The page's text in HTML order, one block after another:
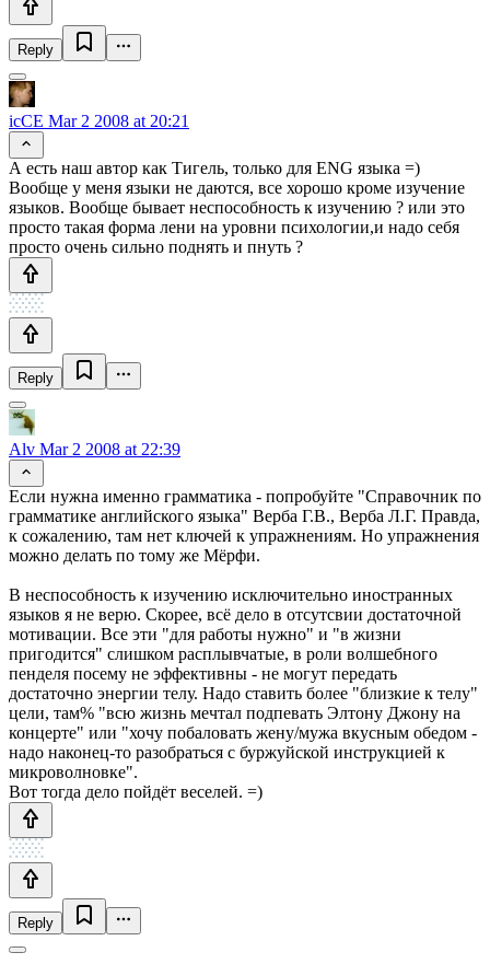
Reply
icCE Mar 2 2008 at 20:21
А есть наш автор как Тигель, только для ENG языка =)
Вообще у меня языки не даются, все хорошо кроме изучение
языков. Вообще бывает неспособность к изучению ? или это
просто такая форма лени на уровни психологии,и надо себя
просто очень сильно поднять и пнуть ?
Reply
Alv Mar 2 2008 at 22:39
Если нужна именно грамматика - попробуйте "Справочник по
грамматике английского языка" Верба Г.В., Верба Л.Г. Правда,
к сожалению, там нет ключей к упражнениям. Но упражнения
можно делать по тому же Мёрфи.
В неспособность к изучению исключительно иностранных
языков я не верю. Скорее, всё дело в отсутсвии достаточной
мотивации. Все эти "для работы нужно" и "в жизни
пригодится" слишком расплывчатые, в роли волшебного
пенделя посему не эффективны - не могут передать
достаточно энергии телу. Надо ставить более "близкие к телу"
цели, там% "всю жизнь мечтал подпевать Элтону Джону на
концерте" или "хочу побаловать жену/мужа вкусным обедом -
надо наконец-то разобраться с буржуйской инструкцией к
микроволновке".
Вот тогда дело пойдёт веселей. =)
Reply